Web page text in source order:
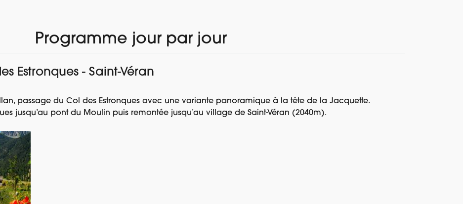
Programme jour par jour
Estronques - Saint-Véran
passage du Col des Estronques avec une variante panoramique à la tête de la Jacquette.
jusqu’au pont du Moulin puis remontée jusqu’au village de Saint-Véran (2040m).